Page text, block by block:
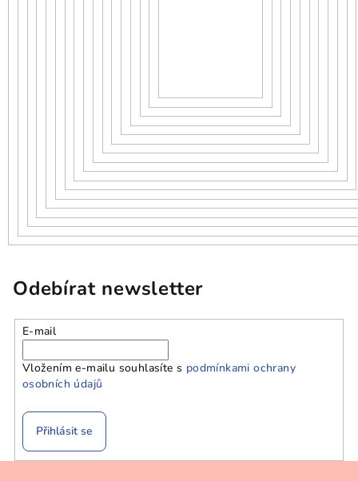
Odebírat newsletter
E-mail
Vložením e-mailu souhlasíte s podmínkami ochrany
osobních údajů
Přihlásit se